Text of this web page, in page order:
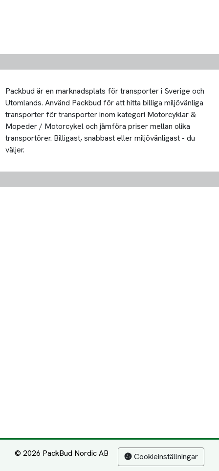
Packbud är en marknadsplats för transporter i Sverige och
Utomlands. Använd Packbud för att hitta billiga miljövänliga
transporter för transporter inom kategori Motorcyklar &
Mopeder / Motorcykel och jämföra priser mellan olika
transportörer. Billigast, snabbast eller miljövänligast - du
väljer.
© 2026 PackBud Nordic AB Cookieinställningar